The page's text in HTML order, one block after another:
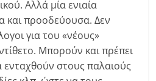
Αλλά μία ενιαία
και προοδεύουσα. Δεν
για του «νέους»
Μπορούν και πρέπει
ενταχθούν στους παλαιούς